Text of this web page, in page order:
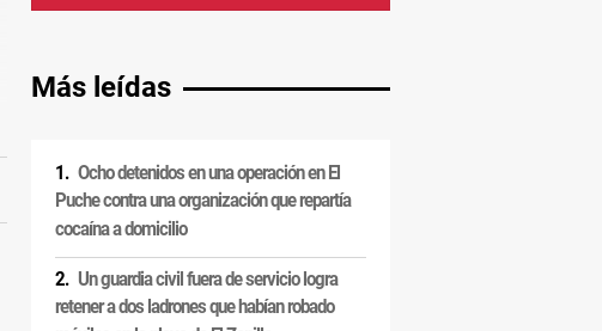
Más leídas
Ocho detenidos en una operación en El
Puche contra una organización que repartía
cocaína a domicilio
Un guardia civil fuera de servicio logra
retener a dos ladrones que habían robado